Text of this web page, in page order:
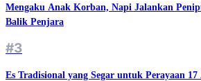
Mengaku Anak Korban, Napi Jalankan
Balik Penjara
#3
Es Tradisional yang Segar untuk Perayaan 17